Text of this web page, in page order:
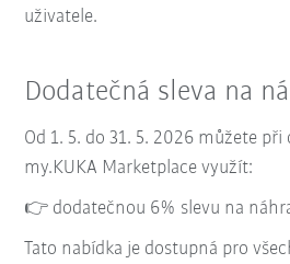
uživatele.
Dodatečná sleva na
Od 1. 5. do 31. 5. 2026 můžete při
my.KUKA Marketplace využít:
👉 dodatečnou 6% slevu na
Tato nabídka je dostupná pro